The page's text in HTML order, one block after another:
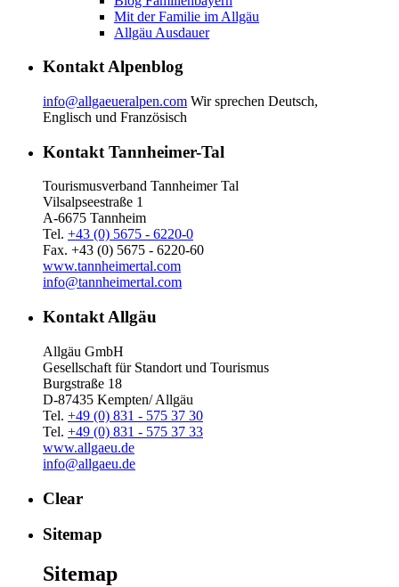
Mit der Familie im Allgäu
Allgäu Ausdauer
Kontakt Alpenblog
info@allgaeueralpen.com Wir sprechen Deutsch,
Englisch und Französisch
Kontakt Tannheimer-Tal
Tourismusverband Tannheimer Tal
Vilsalpseestraße 1
A-6675 Tannheim
Tel. +43 (0) 5675 - 6220-0
Fax. +43 (0) 5675 - 6220-60
www.tannheimertal.com
info@tannheimertal.com
Kontakt Allgäu
Allgäu GmbH
Gesellschaft für Standort und Tourismus
Burgstraße 18
D-87435 Kempten/ Allgäu
Tel. +49 (0) 831 - 575 37 30
Tel. +49 (0) 831 - 575 37 33
www.allgaeu.de
info@allgaeu.de
Clear
Sitemap
Sitemap